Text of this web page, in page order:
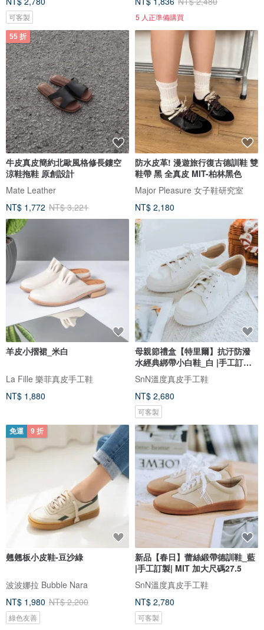
可客製 5 人正準備購買
55 折
牛皮真皮簡約北歐風格修長鏤空
涼鞋拖鞋 原創設計
Mate Leather
NT$ 1,772 NT$ 3,221
防水皮革! 漫遊旅行復古德訓鞋 雙
鞋帶 黑 全真皮 MIT-柏林黑色
Major Pleasure 女子鞋研究室
NT$ 2,180
羊皮小摺裙_米白
La Fille 樂菲真皮手工鞋
NT$ 1,880
母親節禮盒【特里爾】抗汙防潑
水經典綁帶小白鞋_白 |手工訂製|
M
SnN溫度真皮手工鞋
NT$ 2,680
可客製
免運 9 折
翹翹板小皮鞋-豆沙綠
波波娜拉 Bubble Nara
NT$ 1,980 NT$ 2,200
綠色友善
新品【春日】蕾絲緞帶德訓鞋_藍
|手工訂製| MIT 加大尺碼27.5
SnN溫度真皮手工鞋
NT$ 2,780
可客製